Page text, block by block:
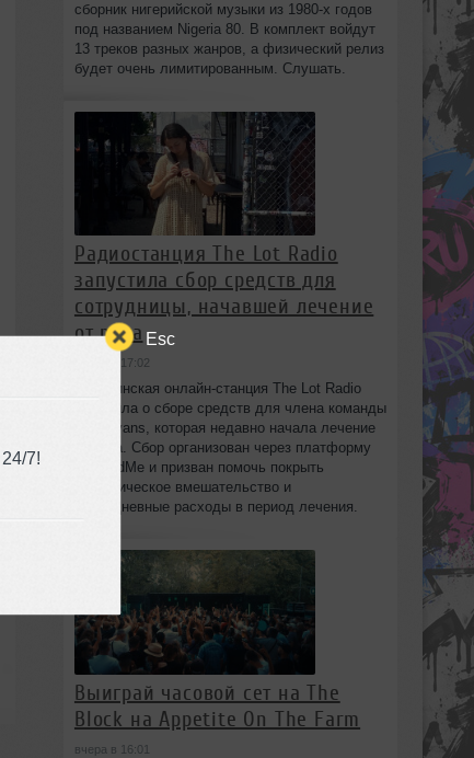
Esc
7!
сборник нигерийской музыки из 1980-х годов
под названием Nigeria 80. В комплект войдут
13 треков разных жанров, а физический релиз
будет очень лимитированным. Слушать.
Радиостанция The Lot Radio
запустила сбор средств для
сотрудницы, начавшей лечение
от рака
вчера в 17:02
Бруклинская онлайн-станция The Lot Radio
объявила о сборе средств для члена команды
Lola Evans, которая недавно начала лечение
от рака. Сбор организован через платформу
GoFundMe и призван помочь покрыть
хирургическое вмешательство и
повседневные расходы в период лечения.
Выиграй часовой сет на The
Block на Appetite On The Farm
вчера в 16:01